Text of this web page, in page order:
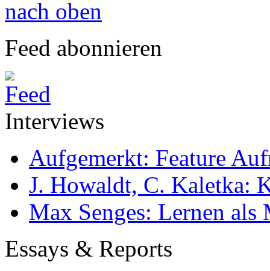
nach oben
Feed abonnieren
Interviews
Aufgemerkt: Feature
J. Howaldt, C. Kaletka:
Max Senges: Lernen als
Essays & Reports